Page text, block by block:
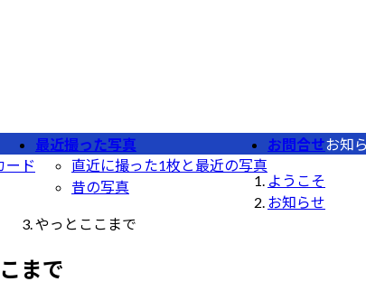
ード
最近撮った写真
直近に撮った1枚と最近の写真
昔の写真
お問合せお知
ようこそ
お知らせ
やっとここまで
まで